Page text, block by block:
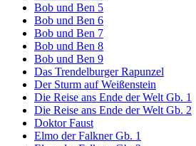
Bob und Ben 5
Bob und Ben 6
Bob und Ben 7
Bob und Ben 8
Bob und Ben 9
Das Trendelburger Rapunzel
Der Sturm auf Weißenstein
Die Reise ans Ende der Welt Gb. 1
Die Reise ans Ende der Welt Gb. 2
Doktor Faust
Elmo der Falkner Gb. 1